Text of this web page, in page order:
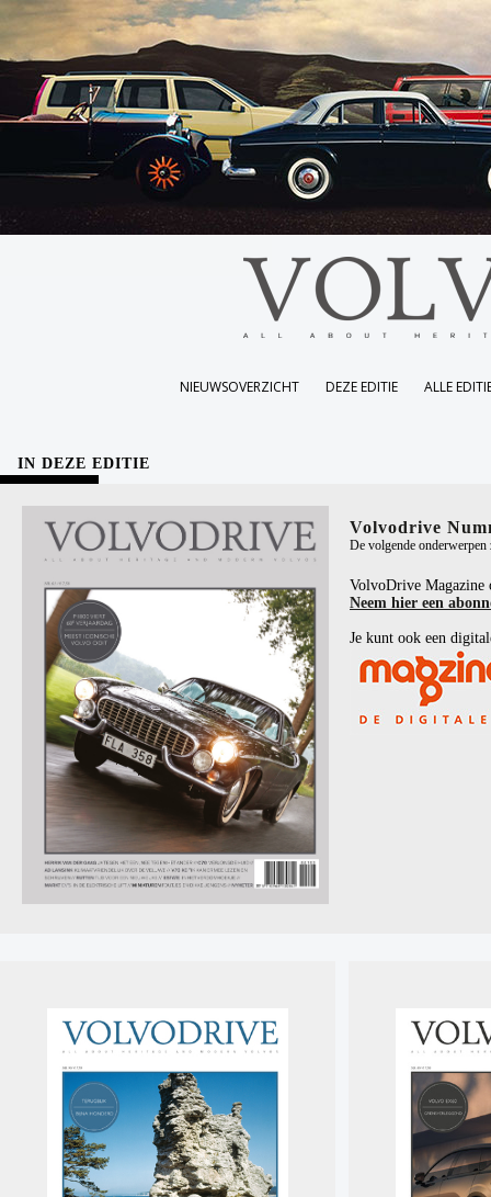
NIEUWSOVERZICHT DEZE EDITIE ALLE
IN DEZE EDITIE
Volvodrive
De volgende onderwerpen
VolvoDrive Magazine
Neem hier een
Je kunt ook een